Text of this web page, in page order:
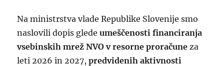
Na ministrstva vlade Republike Slovenije smo
naslovili dopis glede umeščenosti financiranja
vsebinskih mrež NVO v resorne proračune za
leti 2026 in 2027,predvidenih aktivnosti